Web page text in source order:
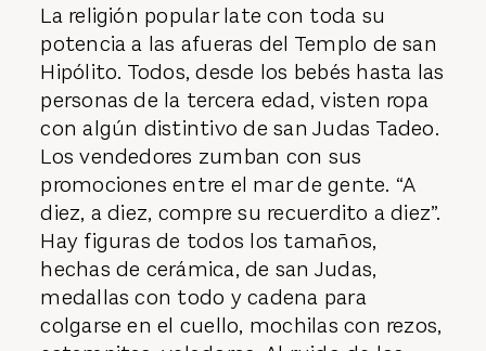
La religión popular late con toda su
potencia a las afueras del Templo de san
Hipólito. Todos, desde los bebés hasta las
personas de la tercera edad, visten ropa
con algún distintivo de san Judas Tadeo.
Los vendedores zumban con sus
promociones entre el mar de gente. “A
diez, a diez, compre su recuerdito a diez”.
Hay figuras de todos los tamaños,
hechas de cerámica, de san Judas,
medallas con todo y cadena para
colgarse en el cuello, mochilas con rezos,